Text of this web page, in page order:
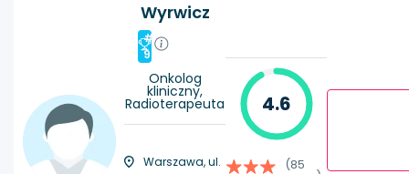
Wyrwicz
#
9
Onkolog
kliniczny,
Radioterapeuta
Warszawa, ul.
4.6
(85